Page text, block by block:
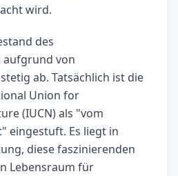
wird.
des
von
ab. Tatsächlich ist die
Union for
(IUCN) als "vom
eingestuft. Es liegt in
diese faszinierenden
Lebensraum für